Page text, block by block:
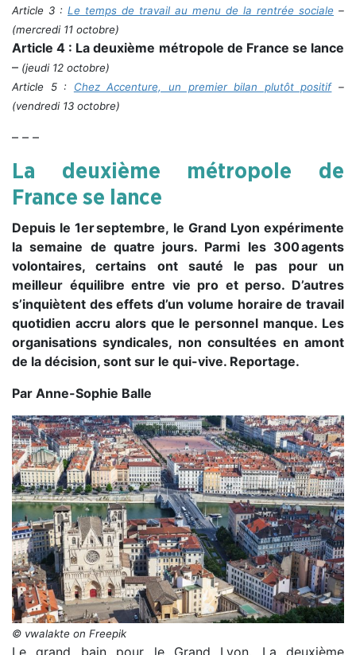
Article 3 : Le temps de travail au menu de la rentrée sociale –
(mercredi 11 octobre)
Article 4 : La deuxième métropole de France se lance
– (jeudi 12 octobre)
Article 5 : Chez Accenture, un premier bilan plutôt positif–
(vendredi 13 octobre)
– – –
La deuxième métropole de
France se lance
Depuis le 1er septembre, le Grand Lyon expérimente
la semaine de quatre jours. Parmi les 300 agents
volontaires, certains ont sauté le pas pour un
meilleur équilibre entre vie pro et perso. D’autres
s’inquiètent des effets d’un volume horaire de travail
quotidien accru alors que le personnel manque. Les
organisations syndicales, non consultées en amont
de la décision, sont sur le qui-vive. Reportage.
Par Anne-Sophie Balle
© vwalakte on Freepik